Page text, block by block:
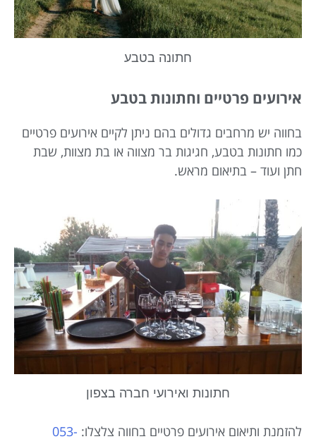
חתונה בטבע
אירועים פרטיים וחתונות בטבע
בחווה יש מרחבים גדולים בהם ניתן לקיים אירועים פרטיים
כמו חתונות בטבע, חגיגות בר מצווה או בת מצוות, שבת
חתן ועוד – בתיאום מראש.
חתונות ואירועי חברה בצפון
להזמנת ותיאום אירועים פרטיים בחווה צלצלו: 053-